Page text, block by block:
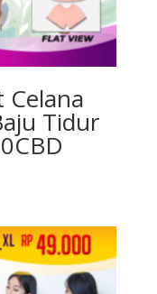
Celana
Tidur